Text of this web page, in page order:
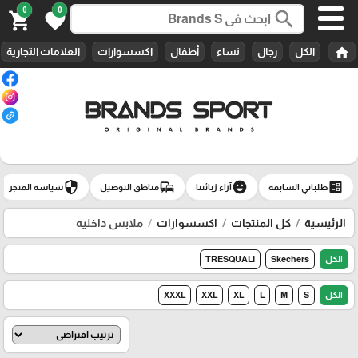
search
0
favorite
0
shopping_cart
home الكل رجال نساء أطفال اكسسوارات العلامات التجارية
ballotطلباتي السابقة emoji_emotionsآراء زبائننا commuteمناطق التوصيل securityسياسة المتجر
الرئيسية كل المنتجات اكسسوارات ملابس داخليه
الكل Skechers
TRESQUALI
الكل S
M
L
XL
XXL
XXXL